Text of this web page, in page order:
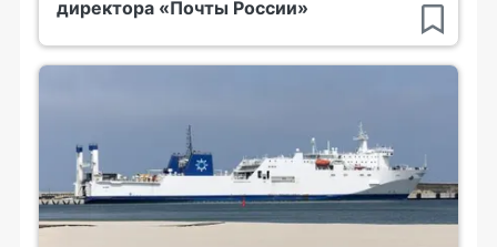
директора «Почты России»